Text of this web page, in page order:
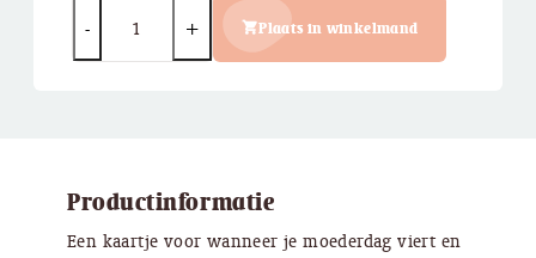
Plaats in winkelmand
Productinformatie
Een kaartje voor wanneer je moederdag viert en